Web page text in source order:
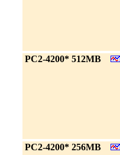
PC2-4200* 512MB
PC2-4200* 256MB